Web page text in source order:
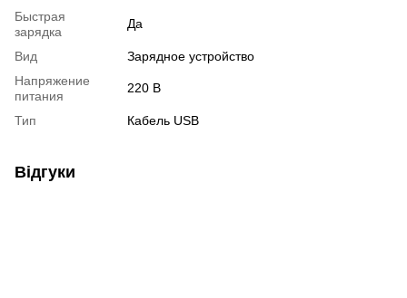
Быстрая
зарядка
Да
Вид
Зарядное устройство
Напряжение
питания
220 В
Тип Кабель USB
Відгуки